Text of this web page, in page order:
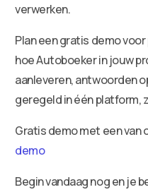
verwerken.
Plan een gratis demo
hoe Autoboeker in jouw
aanleveren, antwoorden
geregeld in één platform,
Gratis demo met een van
demo
Begin vandaag nog en je